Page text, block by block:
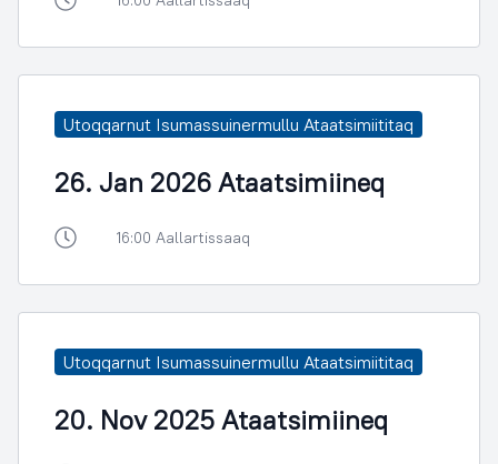
Utoqqarnut Isumassuinermullu Ataatsimiititaq
26. Jan 2026 Ataatsimiineq
16:00 Aallartissaaq
Utoqqarnut Isumassuinermullu Ataatsimiititaq
20. Nov 2025 Ataatsimiineq